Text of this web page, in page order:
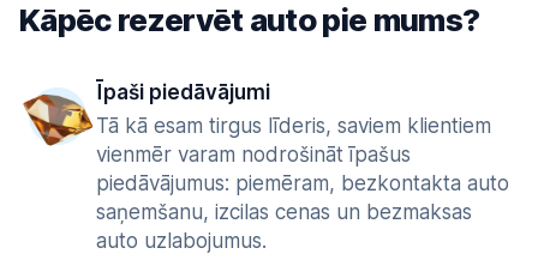
Kāpēc rezervēt auto pie mums?
Īpaši piedāvājumi
Tā kā esam tirgus līderis, saviem klientiem
vienmēr varam nodrošināt īpašus
piedāvājumus: piemēram, bezkontakta auto
saņemšanu, izcilas cenas un bezmaksas
auto uzlabojumus.